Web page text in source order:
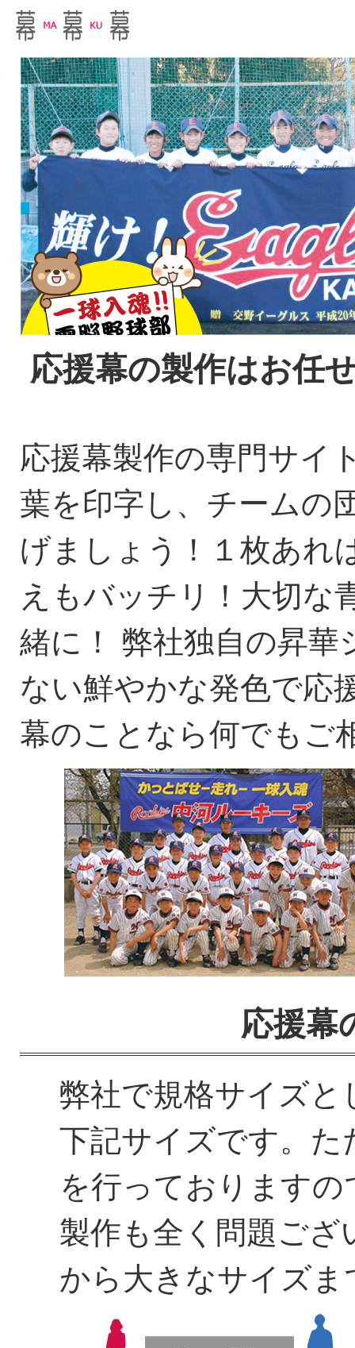
応援幕の製作はお任
応援幕製作の専門サイ
葉を印字し、チームの
げましょう！１枚あれ
えもバッチリ！大切な
緒に！ 弊社独自の昇
ない鮮やかな発色で応
幕のことなら何でもご
応援幕
弊社で規格サイズ
下記サイズです。た
を行っております
製作も全く問題ご
から大きなサイズ